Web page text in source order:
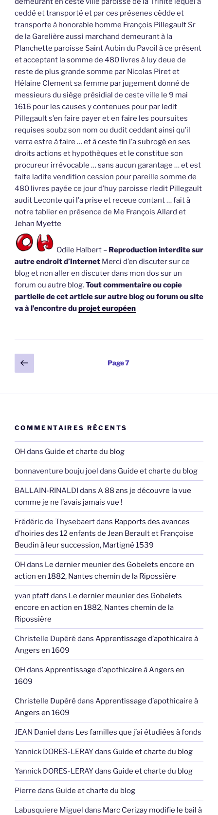
ceddé et transporté et par ces présenes cèdde et
transporte à honorable homme François Pillegault Sr
de la Garelière aussi marchand demeurant à la
Planchette paroisse Saint Aubin du Pavoil à ce présent
et acceptant la somme de 480 livres à luy deue de
reste de plus grande somme par Nicolas Piret et
Hélaine Clement sa femme par jugement donné de
messieurs du siège présidial de ceste ville le 9 mai
1616 pour les causes y contenues pour par ledit
Pillegault s’en faire payer et en faire les poursuites
requises soubz son nom ou dudit ceddant ainsi qu’il
verra estre à faire … et à ceste fin l’a subrogé en ses
droits actions et hypothèques et le constitue son
procureur irrévocable … sans aucun garantage … et est
faite ladite vendition cession pour pareille somme de
480 livres payée ce jour d’huy paroisse rledit Pillegault
audit Leconte qui l’a prise et receue contant … fait à
notre tablier en présence de Me François Allard et
Jehan Myette
Odile Halbert – Reproduction interdite sur
autre endroit d’Internet Merci d’en discuter sur ce
blog et non aller en discuter dans mon dos sur un
forum ou autre blog.Tout commentaire ou copie
partielle de cet article sur autre blog ou forum ou site
va à l’encontre duprojet européen
Pagination
des
Page
précédente
Page7
COMMENTAIRES RÉCENTS
OH dans Guide et charte du blog
bonnaventure bouju joel dans Guide et charte du blog
BALLAIN-RINALDI dans A 88 ans je découvre la vue
comme je ne l’avais jamais vue !
Frédéric de Thysebaertdans Rapports des avances
d’hoiries des 12 enfants de Jean Berault et Françoise
Beudin à leur succession, Martigné 1539
OH dans Le dernier meunier des Gobelets encore en
action en 1882, Nantes chemin de la Ripossière
yvan pfaffdans Le dernier meunier des Gobelets
encore en action en 1882, Nantes chemin de la
Ripossière
Christelle Dupéré dans Apprentissage d’apothicaire à
Angers en 1609
OH dans Apprentissage d’apothicaire à Angers en
1609
Christelle Dupéré dans Apprentissage d’apothicaire à
Angers en 1609
JEAN Daniel dans Les familles que j’ai étudiées à fonds
Yannick DORES-LERAYdans Guide et charte du blog
Yannick DORES-LERAYdans Guide et charte du blog
Pierre dans Guide et charte du blog
Labusquiere Miguel dans Marc Cerizay modifie le bail à